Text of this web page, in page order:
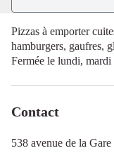
Pizzas à emporter
hamburgers, gaufres,
Fermée le lundi,
Contact
538 avenue de la Gare